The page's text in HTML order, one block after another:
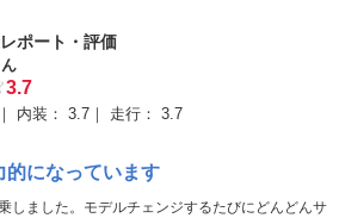
ポート・評価
3.7
内装： 3.7 走行： 3.7
的になっています
しました。モデルチェンジするたびにどんどんサ